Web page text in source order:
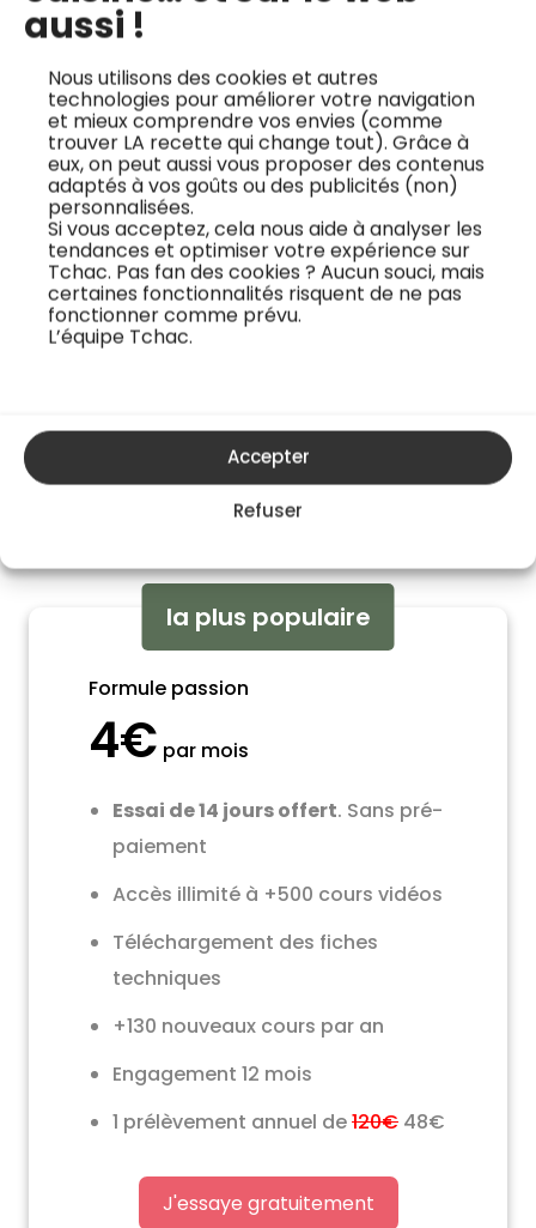
aussi !
Nous utilisons des cookies et autres
technologies pour améliorer votre navigation
et mieux comprendre vos envies (comme
trouver LA recette qui change tout). Grâce à
eux, on peut aussi vous proposer des contenus
adaptés à vos goûts ou des publicités (non)
personnalisées.
Si vous acceptez, cela nous aide à analyser les
tendances et optimiser votre expérience sur
Tchac. Pas fan des cookies ? Aucun souci, mais
certaines fonctionnalités risquent de ne pas
fonctionner comme prévu.
L’équipe Tchac.
Accepter
Refuser
Seiichi Ito. Ce plat,
japonaise, est simple
et rapide à préparer,
parfait pour une
entrée ou un
accompagnement.
La soupe miso, avec
son bouillon ...
un pilier de la cuisine
japonaise, est simple
à préparer et
constitue la base de
nombreuses
recettes, apportant
une profondeur ...
Accédez à tous les cours
Pour voir cette recette ainsi que toutes les
autres, choisissez une formule
d’abonnement.
la plus populaire
Formule passion
4€ par mois
Essai de 14 jours offert. Sans pré-
paiement
Accès illimité à +500 cours vidéos
Téléchargement des fiches
techniques
+130 nouveaux cours par an
Engagement 12 mois
1 prélèvement annuel de120€ 48€
J'essaye gratuitement